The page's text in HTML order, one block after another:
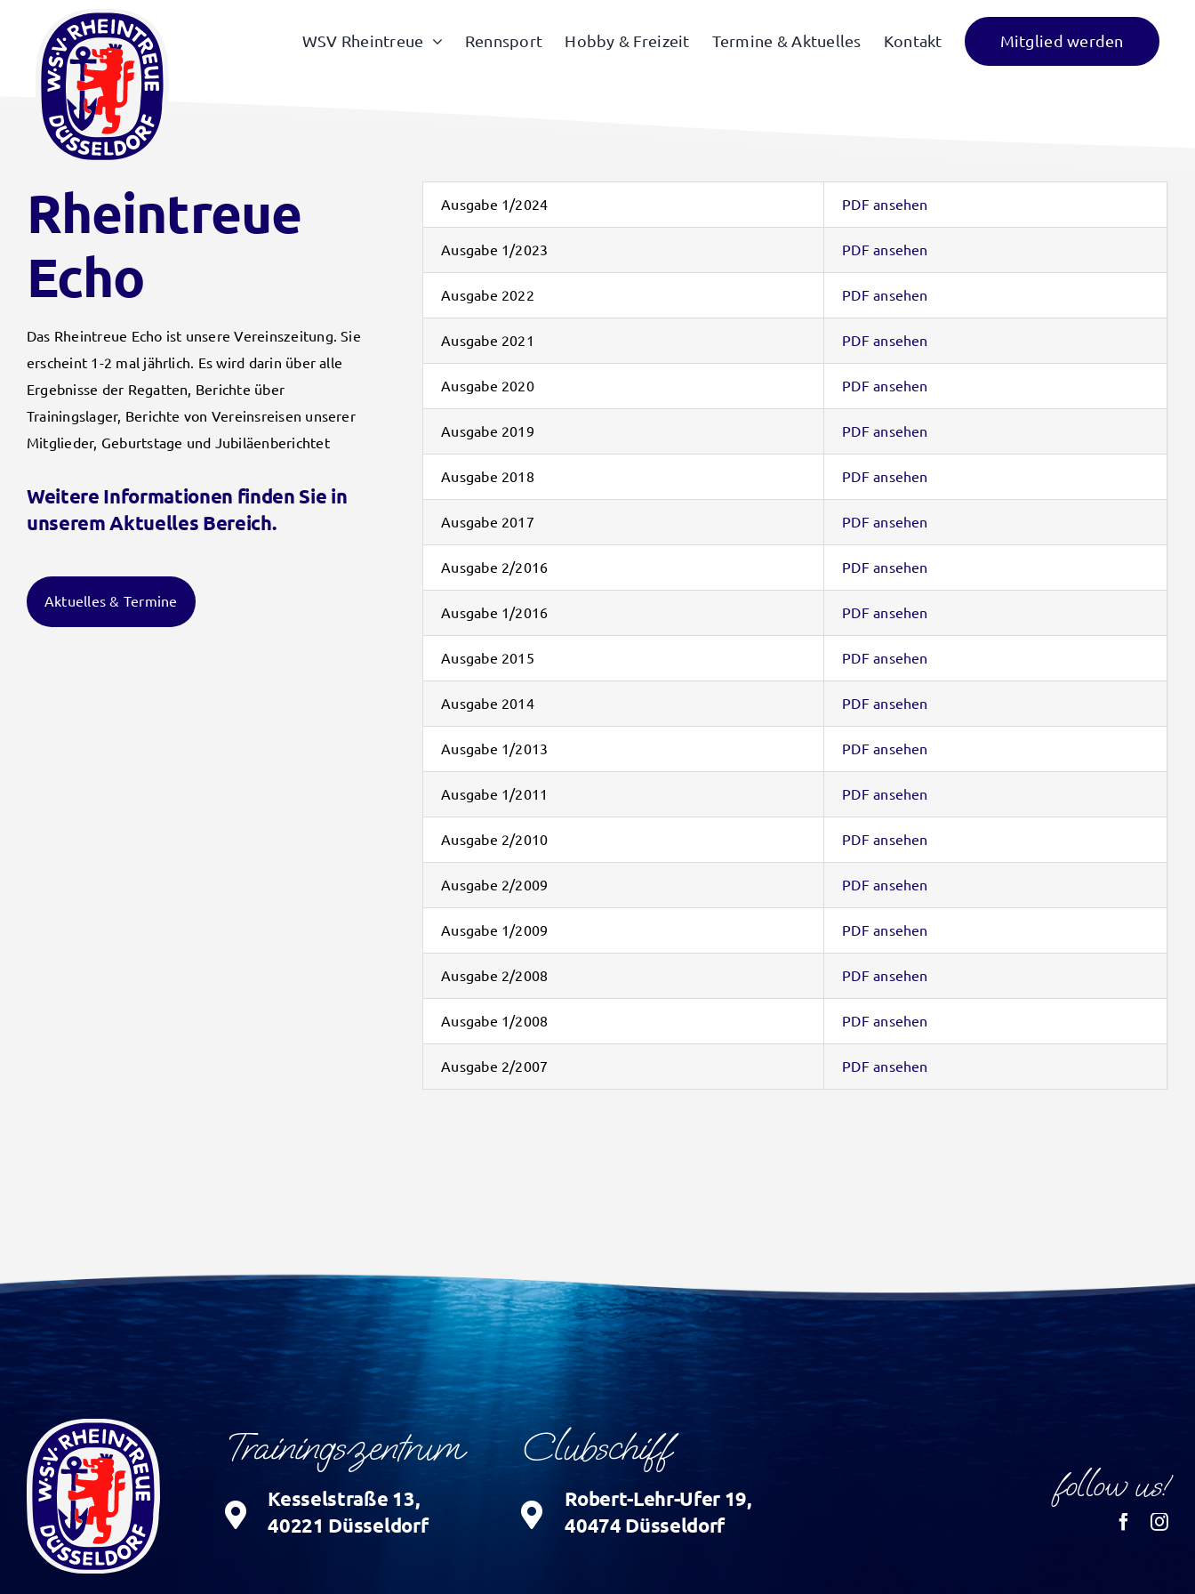
springen
WSV Rheintreue Rennsport Hobby & Freizeit Termine & Aktuelles Kontakt Mitglied werden
Rheintreue
Echo
Das Rheintreue Echo ist unsere Vereinszeitung. Sie
erscheint 1-2 mal jährlich. Es wird darin über alle
Ergebnisse der Regatten, Berichte über
Trainingslager, Berichte von Vereinsreisen unserer
Mitglieder, Geburtstage und Jubiläenberichtet
Weitere Informationen finden Sie in
unserem Aktuelles Bereich.
Aktuelles & Termine
Ausgabe 1/2024 PDF ansehen
Ausgabe 1/2023 PDF ansehen
Ausgabe 2022 PDF ansehen
Ausgabe 2021 PDF ansehen
Ausgabe 2020 PDF ansehen
Ausgabe 2019 PDF ansehen
Ausgabe 2018 PDF ansehen
Ausgabe 2017 PDF ansehen
Ausgabe 2/2016 PDF ansehen
Ausgabe 1/2016 PDF ansehen
Ausgabe 2015 PDF ansehen
Ausgabe 2014 PDF ansehen
Ausgabe 1/2013 PDF ansehen
Ausgabe 1/2011 PDF ansehen
Ausgabe 2/2010 PDF ansehen
Ausgabe 2/2009 PDF ansehen
Ausgabe 1/2009 PDF ansehen
Ausgabe 2/2008 PDF ansehen
Ausgabe 1/2008 PDF ansehen
Ausgabe 2/2007 PDF ansehen
Trainingszentrum
Kesselstraße 13,
40221 Düsseldorf
Clubschiff
Robert-Lehr-Ufer 19,
40474 Düsseldorf
follow us!